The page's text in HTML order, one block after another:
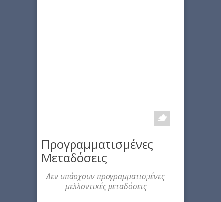
Προγραμματισμένες
Μεταδόσεις
Δεν υπάρχουν προγραμματισμένες
μελλοντικές μεταδόσεις